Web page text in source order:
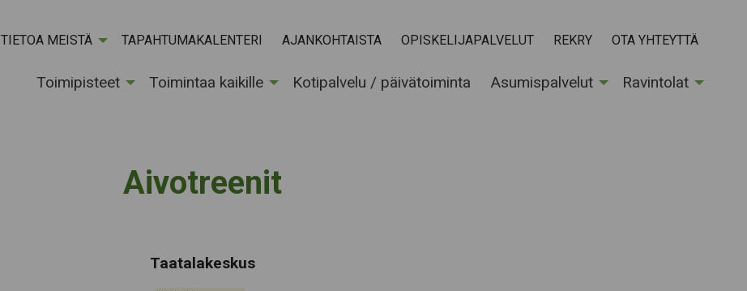
TIETOA MEISTÄ TAPAHTUMAKALENTERI AJANKOHTAISTA OPISKELIJAPALVELUT REKRY OTA YHTEYTTÄ
Toimipisteet Toimintaa kaikille Kotipalvelu / päivätoiminta Asumispalvelut Ravintolat
Aivotreenit
Tapahtumapaikka:
Taatalakeskus